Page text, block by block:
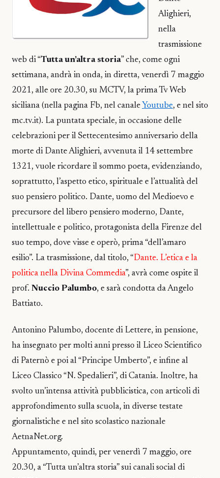
Alighieri,
nella
trasmissione
web di “Tutta un’altra storia” che, come ogni
settimana, andrà in onda, in diretta, venerdì 7 maggio
2021, alle ore 20.30, su MCTV, la prima Tv Web
siciliana (nella pagina Fb, nel canale Youtube, e nel sito
mc.tv.it). La puntata speciale, in occasione delle
celebrazioni per il Settecentesimo anniversario della
morte di Dante Alighieri, avvenuta il 14 settembre
1321, vuole ricordare il sommo poeta, evidenziando,
soprattutto, l’aspetto etico, spirituale e l’attualità del
suo pensiero politico. Dante, uomo del Medioevo e
precursore del libero pensiero moderno, Dante,
intellettuale e politico, protagonista della Firenze del
suo tempo, dove visse e operò, prima “dell’amaro
esilio”. La trasmissione, dal titolo, “Dante. L’etica e la
politica nella Divina Commedia”, avrà come ospite il
prof. Nuccio Palumbo, e sarà condotta da Angelo
Battiato.
Antonino Palumbo, docente di Lettere, in pensione,
ha insegnato per molti anni presso il Liceo Scientifico
di Paternò e poi al “Principe Umberto”, e infine al
Liceo Classico “N. Spedalieri”, di Catania. Inoltre, ha
svolto un’intensa attività pubblicistica, con articoli di
approfondimento sulla scuola, in diverse testate
giornalistiche e nel sito scolastico nazionale
AetnaNet.org.
Appuntamento, quindi, per venerdì 7 maggio, ore
20.30, a “Tutta un’altra storia” sui canali social di